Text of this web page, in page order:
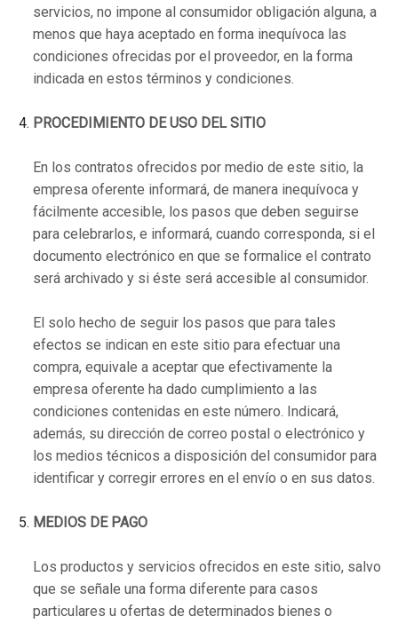
servicios, no impone al consumidor obligación alguna, a
menos que haya aceptado en forma inequívoca las
condiciones ofrecidas por el proveedor, en la forma
indicada en estos términos y condiciones.
PROCEDIMIENTO DE USO DEL SITIO
En los contratos ofrecidos por medio de este sitio, la
empresa oferente informará, de manera inequívoca y
fácilmente accesible, los pasos que deben seguirse
para celebrarlos, e informará, cuando corresponda, si el
documento electrónico en que se formalice el contrato
será archivado y si éste será accesible al consumidor.
El solo hecho de seguir los pasos que para tales
efectos se indican en este sitio para efectuar una
compra, equivale a aceptar que efectivamente la
empresa oferente ha dado cumplimiento a las
condiciones contenidas en este número. Indicará,
además, su dirección de correo postal o electrónico y
los medios técnicos a disposición del consumidor para
identificar y corregir errores en el envío o en sus datos.
MEDIOS DE PAGO
Los productos y servicios ofrecidos en este sitio, salvo
que se señale una forma diferente para casos
particulares u ofertas de determinados bienes o